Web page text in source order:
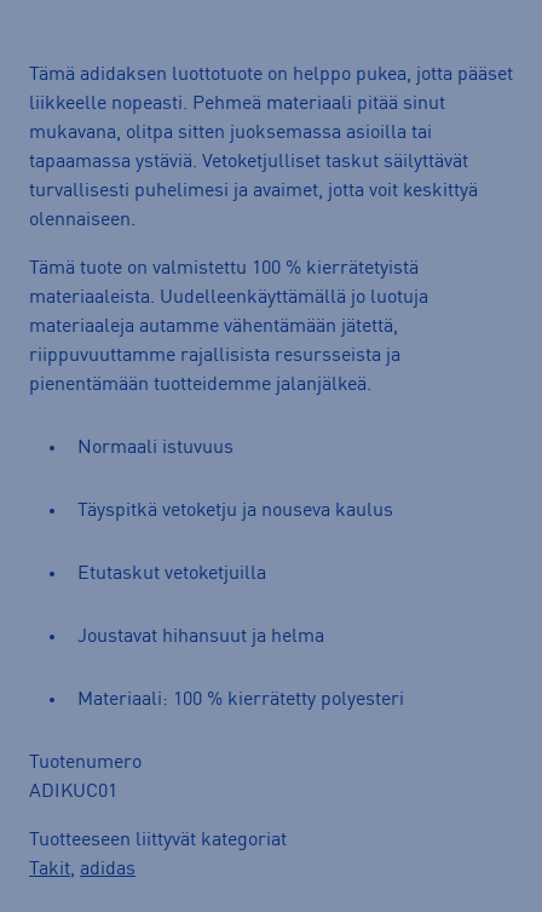
Tämä adidaksen luottotuote on helppo pukea, jotta pääset
liikkeelle nopeasti. Pehmeä materiaali pitää sinut
mukavana, olitpa sitten juoksemassa asioilla tai
tapaamassa ystäviä. Vetoketjulliset taskut säilyttävät
turvallisesti puhelimesi ja avaimet, jotta voit keskittyä
olennaiseen.
Tämä tuote on valmistettu 100 % kierrätetyistä
materiaaleista. Uudelleenkäyttämällä jo luotuja
materiaaleja autamme vähentämään jätettä,
riippuvuuttamme rajallisista resursseista ja
pienentämään tuotteidemme jalanjälkeä.
Normaali istuvuus
Täyspitkä vetoketju ja nouseva kaulus
Etutaskut vetoketjuilla
Joustavat hihansuut ja helma
Materiaali: 100 % kierrätetty polyesteri
Tuotenumero
ADIKUC01
Tuotteeseen liittyvät kategoriat
Takit, adidas